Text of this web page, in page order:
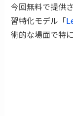
今回無料で提供
習特化モデル「
術的な場面で特